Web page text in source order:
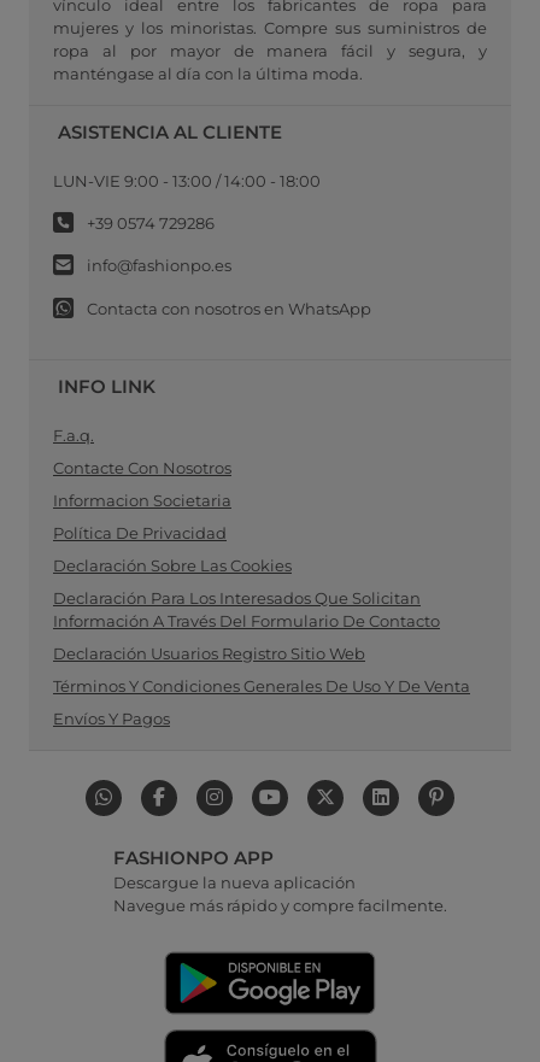
vínculo ideal entre los fabricantes de ropa para
mujeres y los minoristas. Compre sus suministros de
ropa al por mayor de manera fácil y segura, y
manténgase al día con la última moda.
ASISTENCIA AL CLIENTE
LUN-VIE 9:00 - 13:00 / 14:00 - 18:00
+39 0574 729286
info@fashionpo.es
Contacta con nosotros en WhatsApp
INFO LINK
F.a.q.
Contacte Con Nosotros
Informacion Societaria
Política De Privacidad
Declaración Sobre Las Cookies
Declaración Para Los Interesados Que Solicitan
Información A Través Del Formulario De Contacto
Declaración Usuarios Registro Sitio Web
Términos Y Condiciones Generales De Uso Y De Venta
Envíos Y Pagos
FASHIONPO APP
Descargue la nueva aplicación
Navegue más rápido y compre facilmente.